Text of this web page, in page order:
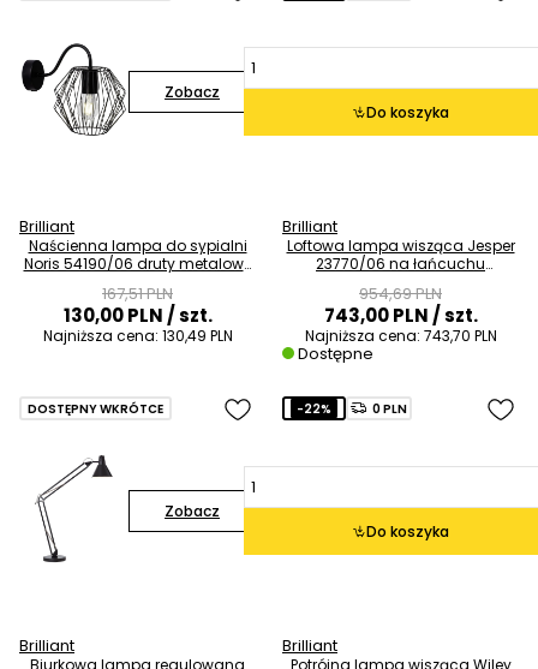
Zobacz
Brilliant
Naścienna lampa do sypialni
Noris 54190/06 druty metalowy
167,51 PLN
130,00 PLN/ szt.
Najniższa cena: 130,49 PLN
Do koszyka
Brilliant
Loftowa lampa wisząca Jesper
23770/06 na łańcuchu
954,69 PLN
743,00 PLN/ szt.
Najniższa cena: 743,70 PLN
Dostępne
Zobacz
DOSTĘPNY WKRÓTCE
Brilliant
Do koszyka
-22% 0 PLN
Brilliant